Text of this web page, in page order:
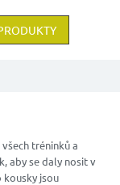
všech tréninků a
aby se daly nosit v
kousky jsou